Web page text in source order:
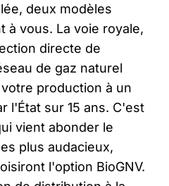
deux modèles
à vous. La voie royale,
directe de
de gaz naturel
production à un
l'État sur 15 ans. C'est
vient abonder le
plus audacieux,
l'option BioGNV.